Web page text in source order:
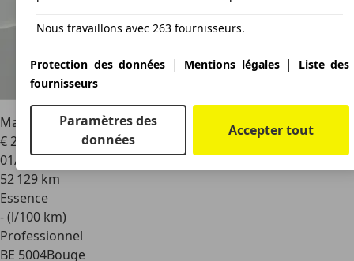
Mazda 3
Hatchback 2.0i e-Skyactiv-G Homura MY24
€ 21 490
01/2024
52 129 km
Essence
- (l/100 km)
Professionnel
BE 5004Bouge
Nous travaillons avec 263 fournisseurs.
Protection des données | Mentions légales|
Liste des
fournisseurs
Paramètres des
données
Accepter tout